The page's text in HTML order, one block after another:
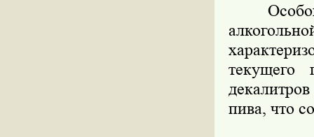
Особого
текущего
пива, что